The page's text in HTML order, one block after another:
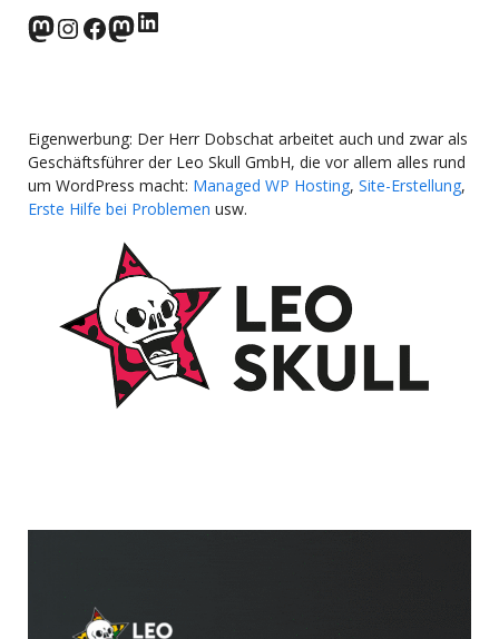
norden.social
Instagram
Facebook
wp-punks.social
LinkedIn
Eigenwerbung: Der Herr Dobschat arbeitet auch und zwar als
Geschäftsführer der Leo Skull GmbH, die vor allem alles rund
um WordPress macht: Managed WP Hosting, Site-Erstellung,
Erste Hilfe bei Problemen usw.